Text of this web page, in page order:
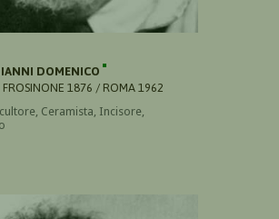
DOMENICO
FROSINONE 1876 / ROMA 1962
Ceramista, Incisore,